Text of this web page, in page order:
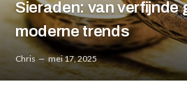
Sieraden: van verfijnde
moderne trends
Chris mei 17, 2025